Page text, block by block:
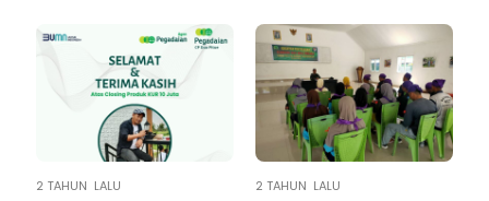
2 TAHUN LALU 2 TAHUN LALU